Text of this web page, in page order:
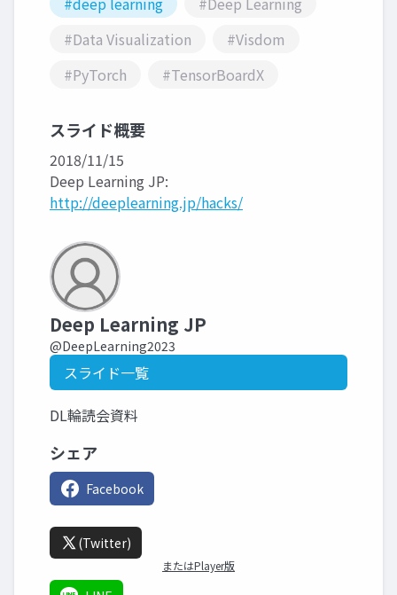
#Data Visualization
#Visdom
#PyTorch
#TensorBoardX
スライド概要
2018/11/15
Deep Learning JP:
http://deeplearning.jp/hacks/
Deep Learning JP
@DeepLearning2023
スライド一覧
DL輪読会資料
シェア
Facebook
(Twitter)
またはPlayer版